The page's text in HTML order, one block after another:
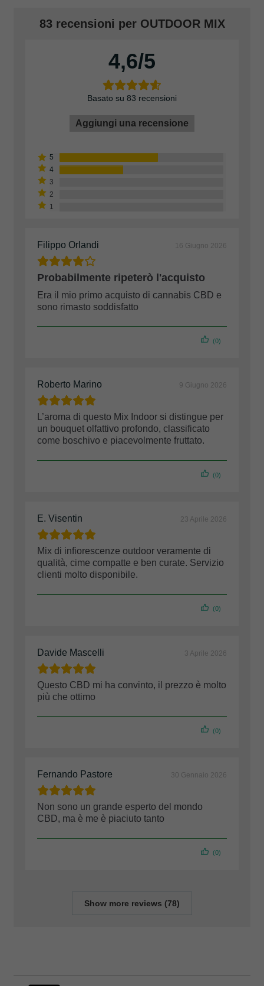
83 recensioni per OUTDOOR MIX
4,6
Basato su 83 recensioni
Aggiungi una recensione
Filippo Orlandi 16 Giugno 2026
Probabilmente ripeterò l'acquisto
Era il mio primo acquisto di cannabis CBD e
sono rimasto soddisfatto
(0)
Roberto Marino 9 Giugno 2026
L’aroma di questo Mix Indoor si distingue per
un bouquet olfattivo profondo, classificato
come boschivo e piacevolmente fruttato.
(0)
E. Visentin 23 Aprile 2026
Mix di infiorescenze outdoor veramente di
qualità, cime compatte e ben curate. Servizio
clienti molto disponibile.
(0)
Davide Mascelli 3 Aprile 2026
Questo CBD mi ha convinto, il prezzo è molto
più che ottimo
(0)
Fernando Pastore 30 Gennaio 2026
Non sono un grande esperto del mondo
CBD, ma è me è piaciuto tanto
(0)
Show more reviews (78)